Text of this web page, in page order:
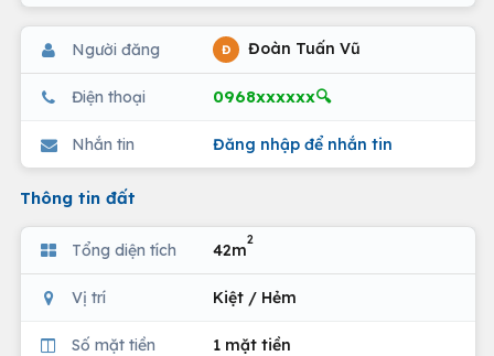
Người đăng Đ Đoàn Tuấn Vũ
Điện thoại 0968xxxxxx🔍
Nhắn tin Đăng nhập để nhắn tin
Thông tin đất
Tổng diện tích 42m
2
Vị trí Kiệt / Hẻm
Số mặt tiền 1 mặt tiền